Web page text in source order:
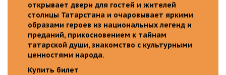
открывает двери для гостей и жителей
столицы Татарстана и очаровывает яркими
образами героев из национальных легенд и
преданий, прикосновением к тайнам
татарской души, знакомство с культурными
ценностями народа.
Купить билет